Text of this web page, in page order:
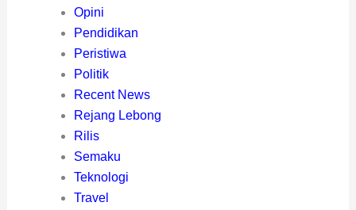
Opini
Pendidikan
Peristiwa
Politik
Recent News
Rejang Lebong
Rilis
Semaku
Teknologi
Travel